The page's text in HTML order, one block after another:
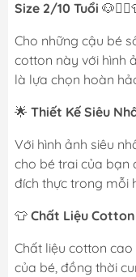
Size 2/10 Tuổi
Cho những cậu bé
cotton này với hình
là lựa chọn hoàn
🌟 Thiết Kế Siêu
Với hình ảnh siêu
cho bé trai của bạn
đích thực trong mỗi
👕 Chất Liệu
Chất liệu cotton
của bé, đồng thời